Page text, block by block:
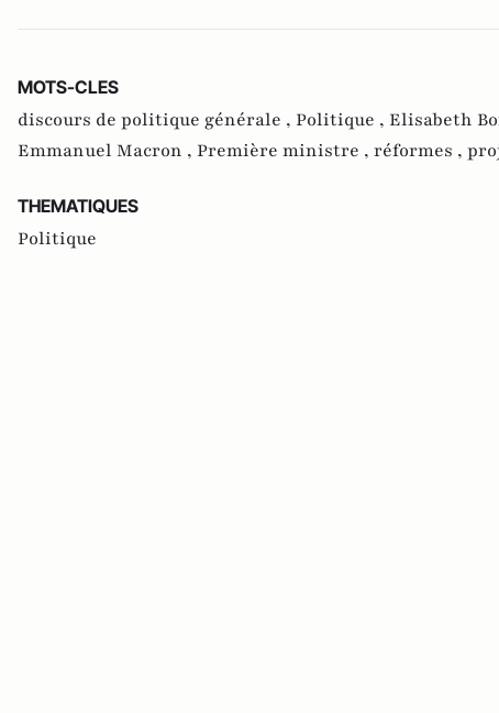
MOTS-CLES
discours de politique générale , Politique , Elisabeth
Emmanuel Macron , Première ministre , réformes ,
THEMATIQUES
Politique